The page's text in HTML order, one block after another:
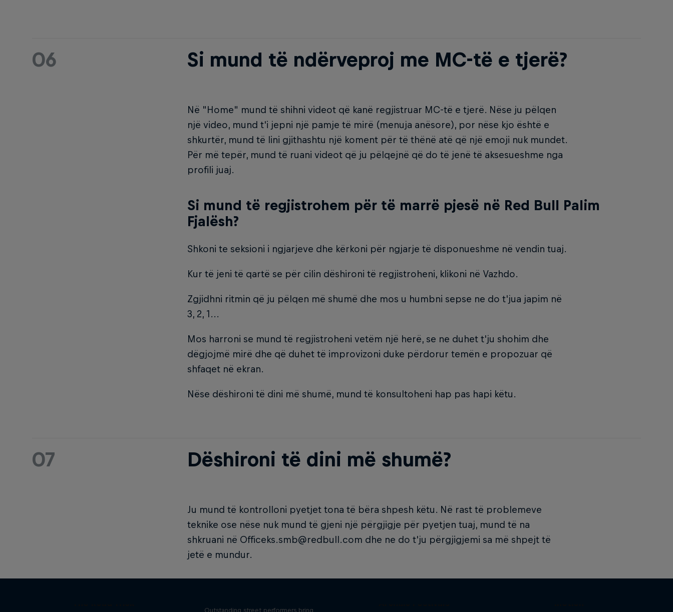
06 Si mund të ndërveproj me MC-të e tjerë?
Në "Home" mund të shihni videot që kanë regjistruar MC-të e tjerë. Nëse ju pëlqen
një video, mund t'i jepni një pamje të mirë (menuja anësore), por nëse kjo është e
shkurtër, mund të lini gjithashtu një koment për të thënë atë që një emoji nuk mundet.
Për më tepër, mund të ruani videot që ju pëlqejnë që do të jenë të aksesueshme nga
profili juaj.
Si mund të regjistrohem për të marrë pjesë në Red Bull Palim
Fjalësh?
Shkoni te seksioni i ngjarjeve dhe kërkoni për ngjarje të disponueshme në vendin tuaj.​
Kur të jeni të qartë se për cilin dëshironi të regjistroheni, klikoni në Vazhdo.​
Zgjidhni ritmin që ju pëlqen më shumë dhe mos u humbni sepse ne do t'jua japim në
3, 2, 1...
Mos harroni se mund të regjistroheni vetëm një herë, se ne duhet t'ju shohim dhe
dëgjojmë mirë dhe që duhet të improvizoni duke përdorur temën e propozuar që
shfaqet në ekran.
Nëse dëshironi të dini më shumë, mund të konsultoheni hap pas hapi këtu.
07 Dëshironi të dini më shumë?
Ju mund të kontrolloni pyetjet tona të bëra shpesh këtu. Në rast të problemeve
teknike ose nëse nuk mund të gjeni një përgjigje për pyetjen tuaj, mund të na
shkruani në Officeks.smb@redbull.com dhe ne do t'ju përgjigjemi sa më shpejt të
jetë e mundur.
Outstanding street performers bring